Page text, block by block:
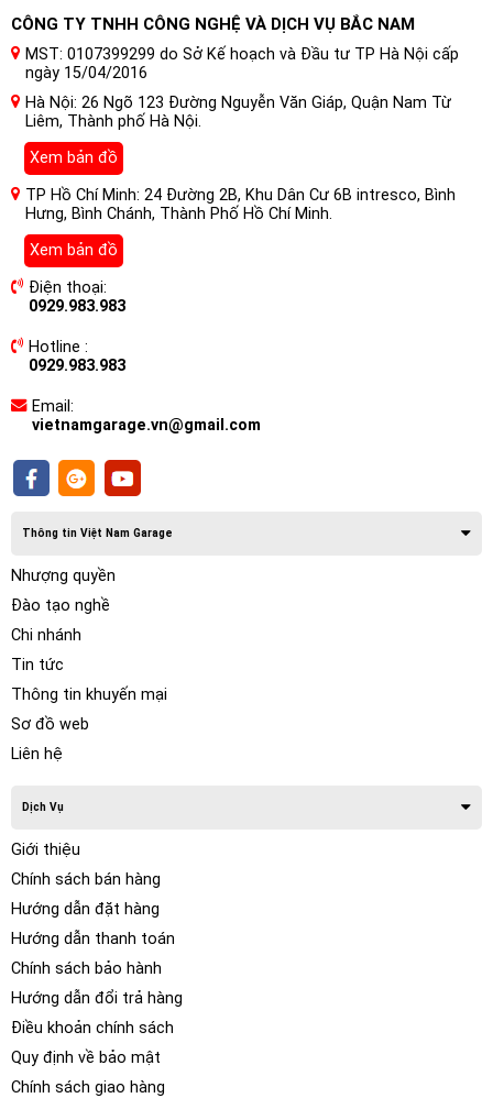
Màn Hình Ô tô Nakamichi Nam5730
Âm Thanh Hires, DSD, DTS cho xe
Ford tourneo là gì ?
Màn Hình Ô tô Nakamichi Nam5730 Âm Thanh Hires là màn
hình DVD android mang thương hiệu Nhật Bản đầu tiên tại
Việt Nam. Màn hình Nakamichi là sản phẩm thuộc hãng
Nakamichi – Hãng chuyên sản xuất âm thanh hàng đầu
Nhật Bản được thành lập từ năm 1948. Trong hơn 70 xây
dựng và phát triển, hãng chỉ tập trung vào phát triển ẩm
thanh với phương châm “không ngừng phát triển âm
Sự khác biệt của Nakamichi đối với các sản phẩm màn hình
thống âm thanh, hình ảnh và chíp xử lý. Điểm hình nhất phải
Nakamichi. Khi mà hầu hết các màn DVD android hiện nay
có công suất đầu ra âm thanh khoảng từ 1 – 1,9V, không thể
khuếch đại chuẩn âm thanh nên công suất bị giảm đi rất
nhiều. Thì Nakamichi ra “cơn địa chấn” về hệ thống âm
thanh đỉnh cao trên xe ô tô.
CÔNG TY TNHH CÔNG NGHỆ VÀ DỊCH VỤ BẮC NAM
MST: 0107399299 do Sở Kế hoạch và Đầu tư TP Hà Nội cấp
ngày 15/04/2016
Hà Nội: 26 Ngõ 123 Đường Nguyễn Văn Giáp, Quận Nam Từ
Liêm, Thành phố Hà Nội.
Xem bản đồ
TP Hồ Chí Minh: 24 Đường 2B, Khu Dân Cư 6B intresco, Bình
Hưng, Bình Chánh, Thành Phố Hồ Chí Minh.
Xem bản đồ
Điện thoại:
0929.983.983
Hotline :
0929.983.983
Email:
vietnamgarage.vn@gmail.com
Thông tin Việt Nam Garage
Nhượng quyền
Đào tạo nghề
Chi nhánh
Tin tức
Thông tin khuyến mại
Sơ đồ web
Liên hệ
Dịch Vụ
Giới thiệu
Chính sách bán hàng
Hướng dẫn đặt hàng
Hướng dẫn thanh toán
Chính sách bảo hành
Hướng dẫn đổi trả hàng
Điều khoản chính sách
Quy định về bảo mật
Chính sách giao hàng